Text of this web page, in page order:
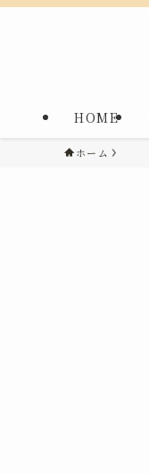
HOME
ホーム